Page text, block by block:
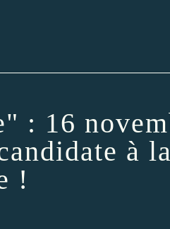
: 16
à la
!